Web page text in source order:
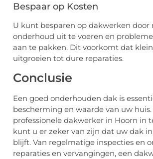
Bespaar op Kosten
U kunt besparen op dakwerken door
onderhoud uit te voeren en
aan te pakken. Dit voorkomt dat
uitgroeien tot dure reparaties.
Conclusie
Een goed onderhouden dak is
bescherming en waarde van uw huis.
professionele dakwerker in Hoorn in
kunt u er zeker van zijn dat uw dak
blijft. Van regelmatige inspecties en
reparaties en vervangingen, een